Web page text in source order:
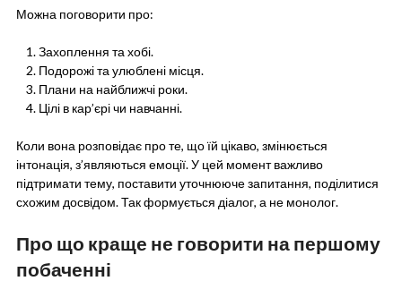
Можна поговорити про:
Захоплення та хобі.
Подорожі та улюблені місця.
Плани на найближчі роки.
Цілі в кар’єрі чи навчанні.
Коли вона розповідає про те, що їй цікаво, змінюється
інтонація, з’являються емоції. У цей момент важливо
підтримати тему, поставити уточнююче запитання, поділитися
схожим досвідом. Так формується діалог, а не монолог.
Про що краще не говорити на першому
побаченні